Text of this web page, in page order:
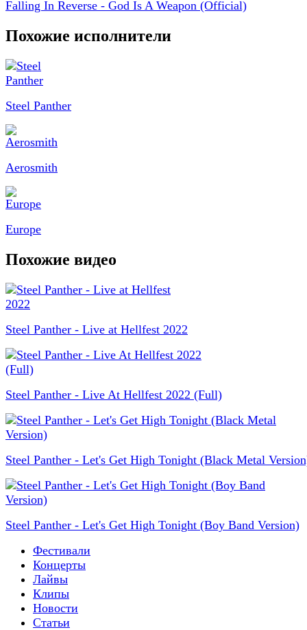
Falling In Reverse - God Is A Weapon (Official)
Похожие исполнители
Steel Panther
Aerosmith
Europe
Похожие видео
Steel Panther - Live at Hellfest 2022
Steel Panther - Live At Hellfest 2022 (Full)
Steel Panther - Let's Get High Tonight (Black Metal
Steel Panther - Let's Get High Tonight (Boy Band Version)
Фестивали
Концерты
Лайвы
Клипы
Новости
Статьи